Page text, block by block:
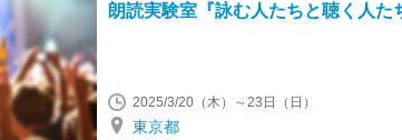
朗読実験室『詠む人たちと聴く人た
2025/3/20（木）～23日（日）
東京都